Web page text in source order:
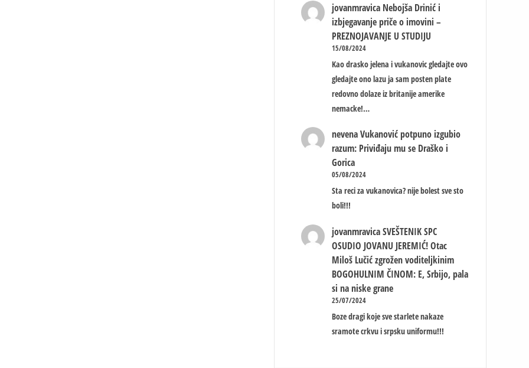
jovanmravica Nebojša Drinić i
izbjegavanje priče o imovini –
PREZNOJAVANJE U STUDIJU
15/08/2024
Kao drasko jelena i vukanovic gledajte ovo
gledajte ono lazu ja sam posten plate
redovno dolaze iz britanije amerike
nemacke!…
nevena Vukanović potpuno izgubio
razum: Priviđaju mu se Draško i
Gorica
05/08/2024
Sta reci za vukanovica? nije bolest sve sto
boli!!!
jovanmravica SVEŠTENIK SPC
OSUDIO JOVANU JEREMIĆ! Otac
Miloš Lučić zgrožen voditeljkinim
BOGOHULNIM ČINOM: E, Srbijo, pala
si na niske grane
25/07/2024
Boze dragi koje sve starlete nakaze
sramote crkvu i srpsku uniformu!!!